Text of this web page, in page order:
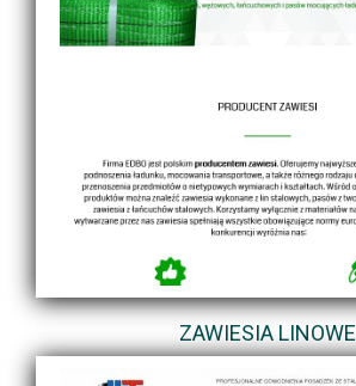
ZAWIESIA LINOWE